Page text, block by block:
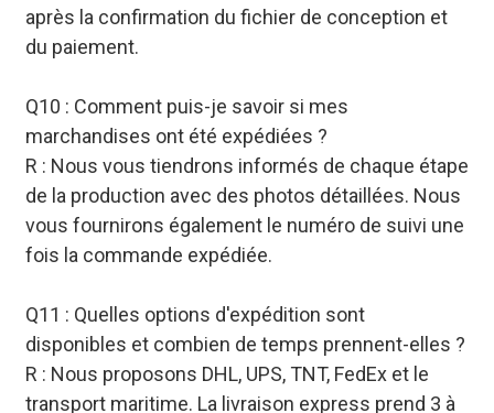
après la confirmation du fichier de conception et
du paiement.
Q10 : Comment puis-je savoir si mes
marchandises ont été expédiées ?
R : Nous vous tiendrons informés de chaque étape
de la production avec des photos détaillées. Nous
vous fournirons également le numéro de suivi une
fois la commande expédiée.
Q11 : Quelles options d'expédition sont
disponibles et combien de temps prennent-elles ?
R : Nous proposons DHL, UPS, TNT, FedEx et le
transport maritime. La livraison express prend 3 à